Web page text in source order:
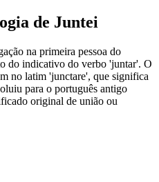
de Juntei
na primeira pessoa do
do indicativo do verbo 'juntar'. O
no latim 'junctare', que significa
para o português antigo
original de união ou